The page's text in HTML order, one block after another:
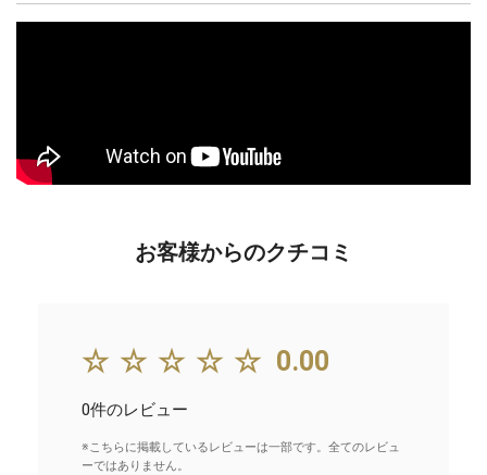
お客様からのクチコミ
☆☆☆☆☆ 0.00
0件のレビュー
※こちらに掲載しているレビューは一部です。全てのレビュ
ーではありません。